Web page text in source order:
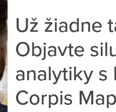
Už žiadne
Objavte
analytiky s
Corpis